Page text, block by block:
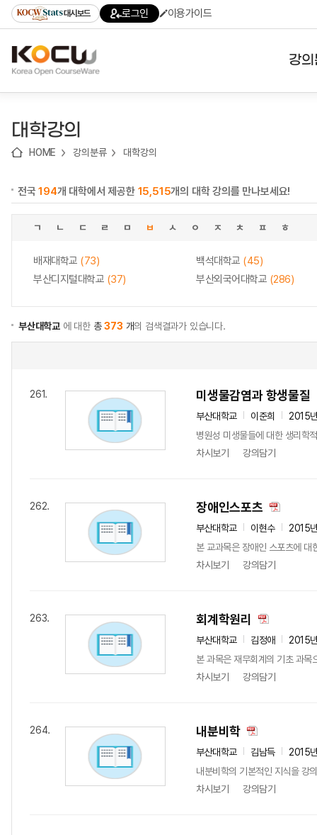
기
기
기
content)
가
대시보드 로그인 이용가이드
강
대학강의
HOME 강의분류 대학강의
전국194개 대학에서 제공한 15,515개의 대학 강의를 만나보세요!
ㄱ ㄴ ㄷ ㄹ ㅁ ㅂ ㅅ ㅇ ㅈ ㅊ ㅍ ㅎ
배재대학교 (73) 백석대학교 (45)
부산디지털대학교 (37) 부산외국어대학교 (286)
부산대학교 에 대한 총373 개의 검색결과가 있습니다.
261. 미생물감염과 항생물질
부산대학교 이준희
2015
병원성 미생물들에 대한 생리학
차시보기
강의담기
262. 장애인스포츠
부산대학교 이현수
2015
본 교과목은 장애인 스포츠에 대
차시보기
강의담기
263. 회계학원리
부산대학교 김정애
2015
본 과목은 재무회계의 기초 과목
차시보기
강의담기
264. 내분비학
부산대학교 김남득
2015
내분비학의 기본적인 지식을 강
차시보기
강의담기